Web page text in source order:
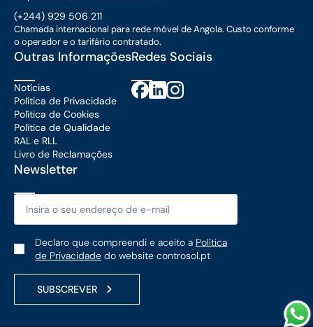
(+244) 929 506 211
Chamada internacional para rede móvel de Angola. Custo conforme
o operador e o tarifário contratado.
Outras Informações
Notícias
Política de Privacidade
Política de Cookies
Política de Qualidade
RAL e RLL
Livro de Reclamações
Redes Sociais
Newsletter
Email
Política
de
Declaro que compreendi e aceito a Política
de Privacidade do website controsol.pt
SUBSCREVER